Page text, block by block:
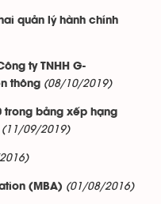
quản lý hành chính
ty TNHH G-
thông (08/10/2019)
trong bảng xếp hạng
(11/09/2019)
(MBA) (01/08/2016)